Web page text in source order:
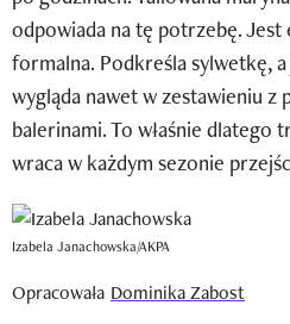
odpowiada na tę potrzebę. Jest
formalna. Podkreśla sylwetkę,
wygląda nawet w zestawieniu z
balerinami. To właśnie dlatego
wraca w każdym sezonie
Izabela Janachowska/AKPA
Opracowała Dominika Zabost